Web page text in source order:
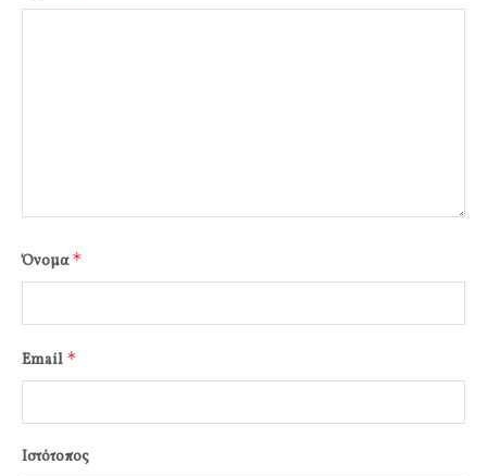
Όνομα*
Email *
Ιστότοπος